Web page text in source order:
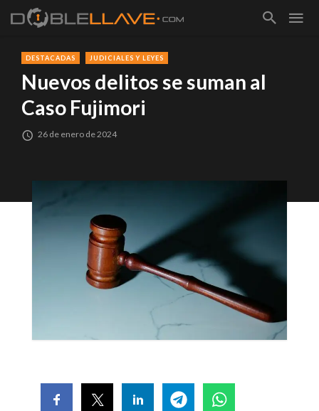
DESTACADAS JUDICIALES Y LEYES
Nuevos delitos se suman al
Caso Fujimori
26 de enero de 2024